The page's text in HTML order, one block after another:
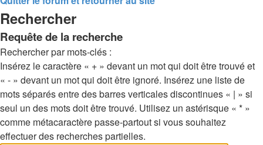
Rechercher
Requête de la recherche
Rechercher par mots-clés :
Insérez le caractère « + » devant un mot qui doit être trouvé et
« - » devant un mot qui doit être ignoré. Insérez une liste de
mots séparés entre des barres verticales discontinues « | » si
seul un des mots doit être trouvé. Utilisez un astérisque « * »
comme métacaractère passe-partout si vous souhaitez
effectuer des recherches partielles.